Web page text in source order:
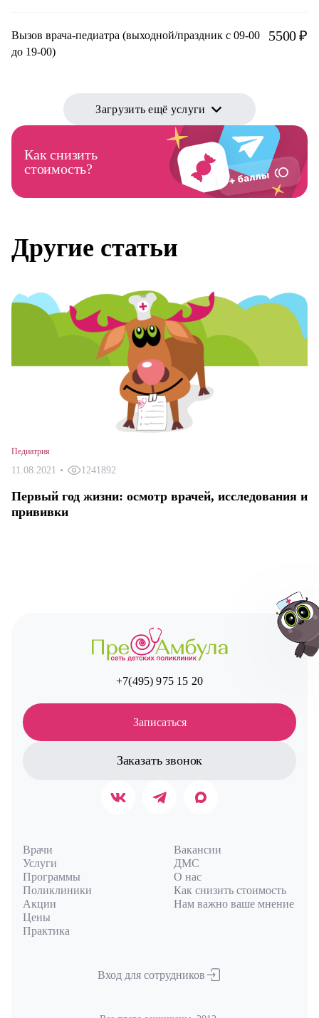
Вызов врача-педиатра (выходной/праздник с 09-00
до 19-00)
5500 ₽
Загрузить ещё услуги
Как снизить
стоимость?
Другие статьи
Педиатрия
11.08.2021 • 1241892
Первый год жизни: осмотр врачей, исследования и
прививки
+7(495) 975 15 20
Записаться
Заказать звонок
Врачи
Услуги
Программы
Поликлиники
Акции
Цены
Практика
Вакансии
ДМС
О нас
Как снизить стоимость
Нам важно ваше мнение
Вход для сотрудников